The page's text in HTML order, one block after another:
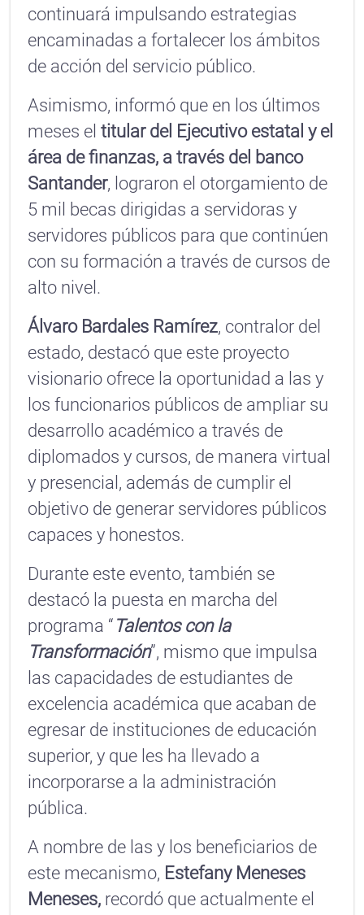
continuará impulsando estrategias
encaminadas a fortalecer los ámbitos
de acción del servicio público.
Asimismo, informó que en los últimos
meses eltitular del Ejecutivo estatal y el
área de finanzas, a través del banco
Santander, lograron el otorgamiento de
5 mil becas dirigidas a servidoras y
servidores públicos para que continúen
con su formación a través de cursos de
alto nivel.
Álvaro Bardales Ramírez, contralor del
estado, destacó que este proyecto
visionario ofrece la oportunidad a las y
los funcionarios públicos de ampliar su
desarrollo académico a través de
diplomados y cursos, de manera virtual
y presencial, además de cumplir el
objetivo de generar servidores públicos
capaces y honestos.
Durante este evento, también se
destacó la puesta en marcha del
programa “ Talentos con la
Transformación”, mismo que impulsa
las capacidades de estudiantes de
excelencia académica que acaban de
egresar de instituciones de educación
superior, y que les ha llevado a
incorporarse a la administración
pública.
A nombre de las y los beneficiarios de
este mecanismo, Estefany Meneses
Meneses, recordó que actualmente el